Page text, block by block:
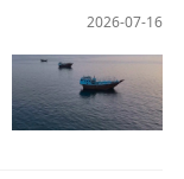
2026-07-16